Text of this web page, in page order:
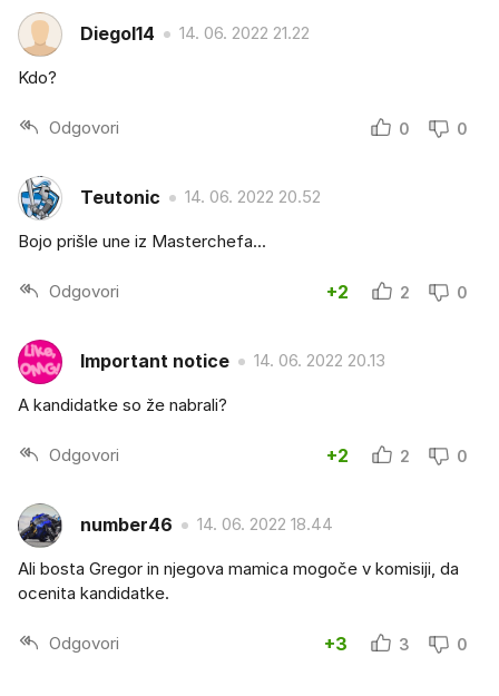
Diegol14 14. 06. 2022 21.22
Kdo?
Odgovori 0 0
Teutonic 14. 06. 2022 20.52
Bojo prišle une iz Masterchefa...
Odgovori +2 2 0
Important notice 14. 06. 2022 20.13
A kandidatke so že nabrali?
Odgovori +2 2 0
number46 14. 06. 2022 18.44
Ali bosta Gregor in njegova mamica mogoče v komisiji, da
ocenita kandidatke.
Odgovori +3 3 0